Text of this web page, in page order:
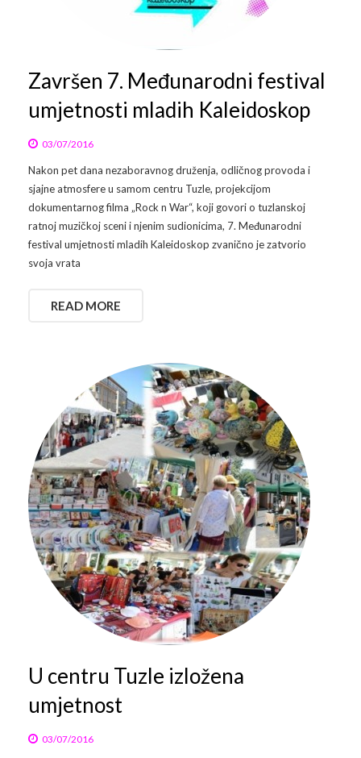
Video 2013
Video 2014
Video 2015
Galerija 2012
Galerija 2013
Galerija 2014
Galerija 2016
Galerija 2022
Galerija 2023
Galerija 2024
Galerija 2025
Završen 7. Međunarodni festival
umjetnosti mladih Kaleidoskop
03/07/2016
Nakon pet dana nezaboravnog druženja, odličnog provoda i
sjajne atmosfere u samom centru Tuzle, projekcijom
dokumentarnog filma „Rock n War“, koji govori o tuzlanskoj
ratnoj muzičkoj sceni i njenim sudionicima, 7. Međunarodni
festival umjetnosti mladih Kaleidoskop zvanično je zatvorio
svoja vrata
READ MORE
U centru Tuzle izložena
umjetnost
03/07/2016